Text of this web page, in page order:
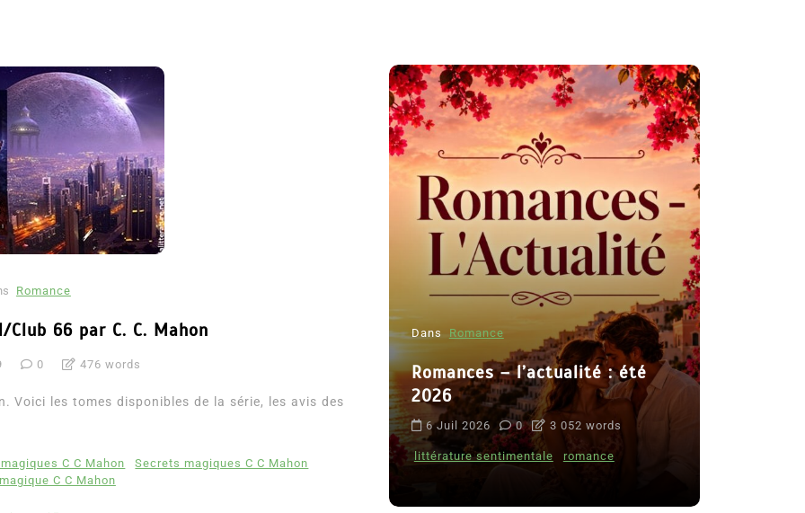
Romance
Club 66 par C. C. Mahon
0 476 words
Voici les tomes disponibles de la série, les avis des
C C Mahon
Secrets magiques C C Mahon
C C Mahon
8 Juil 2026 0 4 779 words
Dans Romance
Romances – l’actualité : été
2026
6 Juil 2026 0 3 052 words
littérature sentimentale romance